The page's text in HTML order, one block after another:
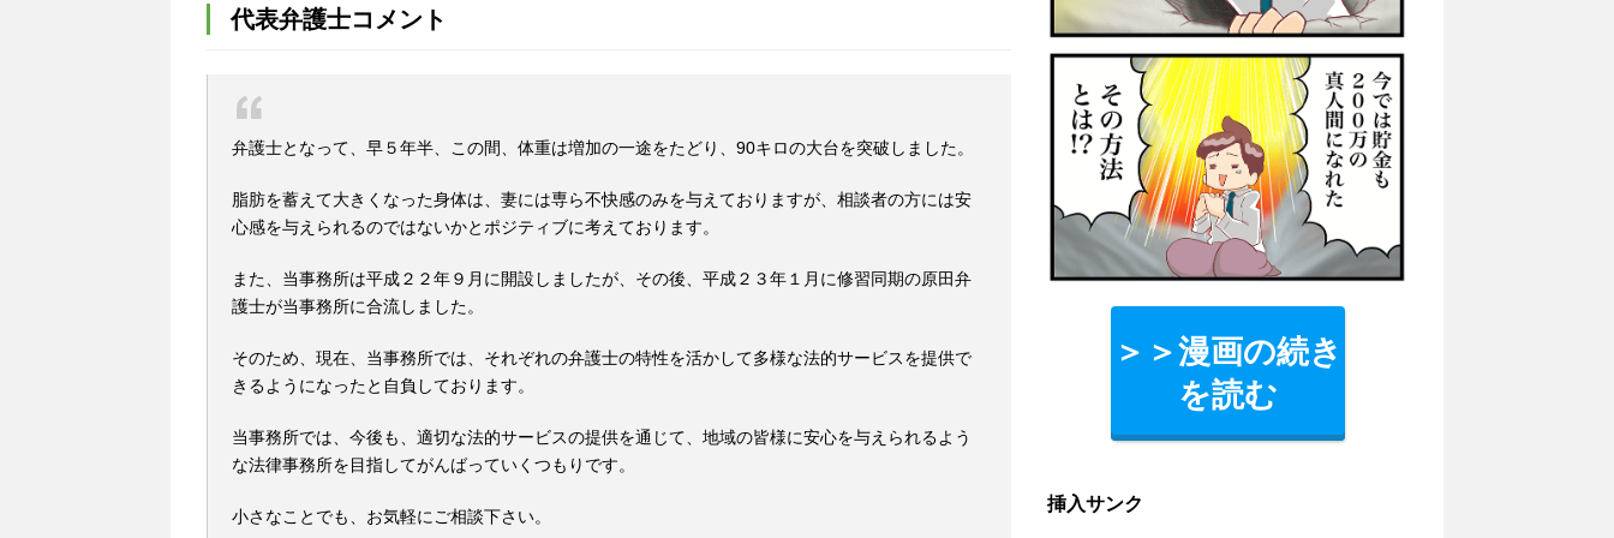
代表弁護士コメント
弁護士となって、早５年半、この間、体重は増加の一途をたどり、90キロの大台を突破しました。
脂肪を蓄えて大きくなった身体は、妻には専ら不快感のみを与えておりますが、 相談者の方には安
心感を与えられるのではないかとポジティブに考えております。
また、当事務所は平成２２年９月に開設しましたが、その後、平成２３年１月に修習同期の原田弁
護士が当事務所に合流しました。
そのため、現在、当事務所では、それぞれの弁護士の特性を活かして多様な法的サービスを提供で
きるようになったと自負しております。
当事務所では、今後も、適切な法的サービスの提供を通じて、地域の皆様に安心を与えられるよう
な法律事務所を目指してがんばっていくつもりです。
小さなことでも、お気軽にご相談下さい。
＞＞漫画の続き
を読む
挿入サンク